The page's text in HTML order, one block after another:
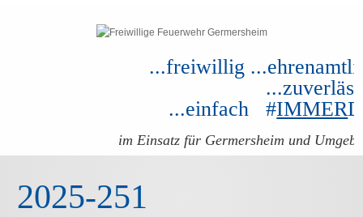
...freiwillig
...einfach #IMMER
im Einsatz für Germersheim und
2025-251